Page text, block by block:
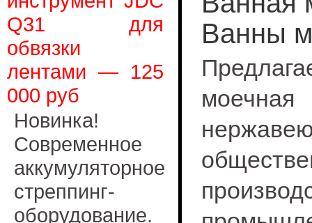
Q31 для
обвязки
лентами — 125
000 руб
Новинка!
Современное
аккумуляторное
стреппинг-
оборудование.
Ванны